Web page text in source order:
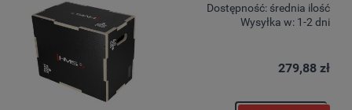
Dostępność: średnia ilość
Wysyłka w: 1-2 dni
279,88 zł